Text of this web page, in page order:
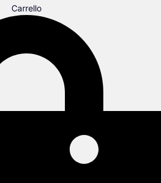
Carrello